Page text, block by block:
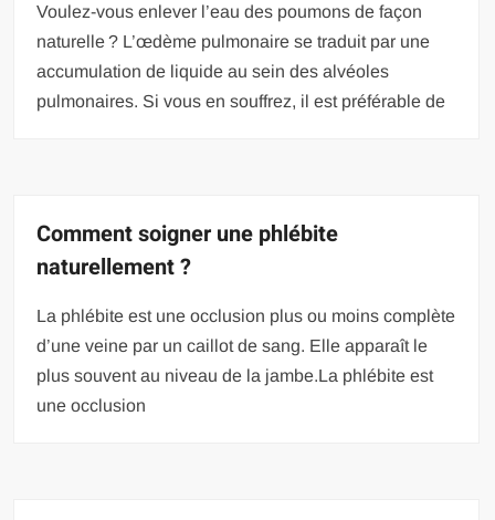
Voulez-vous enlever l’eau des poumons de façon
naturelle ? L’œdème pulmonaire se traduit par une
accumulation de liquide au sein des alvéoles
pulmonaires. Si vous en souffrez, il est préférable de
Comment soigner une phlébite
naturellement ?
La phlébite est une occlusion plus ou moins complète
d’une veine par un caillot de sang. Elle apparaît le
plus souvent au niveau de la jambe.La phlébite est
une occlusion